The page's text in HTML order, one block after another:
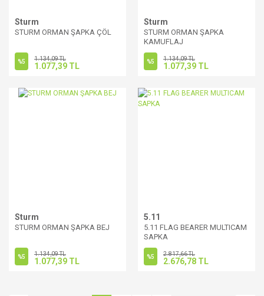
Sturm
STURM ORMAN ŞAPKA ÇÖL
%5 1.134,09 TL
1.077,39 TL
Sturm
STURM ORMAN ŞAPKA
KAMUFLAJ
%5 1.134,09 TL
1.077,39 TL
Sturm
STURM ORMAN ŞAPKA BEJ
%5 1.134,09 TL
1.077,39 TL
5.11
5.11 FLAG BEARER MULTICAM
SAPKA
%5 2.817,66 TL
2.676,78 TL